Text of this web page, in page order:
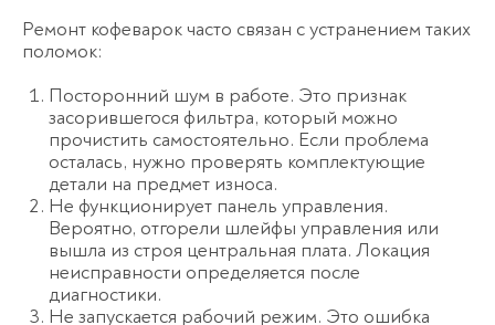
Ремонт кофеварок часто связан с устранением таких
поломок:
Посторонний шум в работе. Это признак
засорившегося фильтра, который можно
прочистить самостоятельно. Если проблема
осталась, нужно проверять комплектующие
детали на предмет износа.
Не функционирует панель управления.
Вероятно, отгорели шлейфы управления или
вышла из строя центральная плата. Локация
неисправности определяется после
диагностики.
Не запускается рабочий режим. Это ошибка